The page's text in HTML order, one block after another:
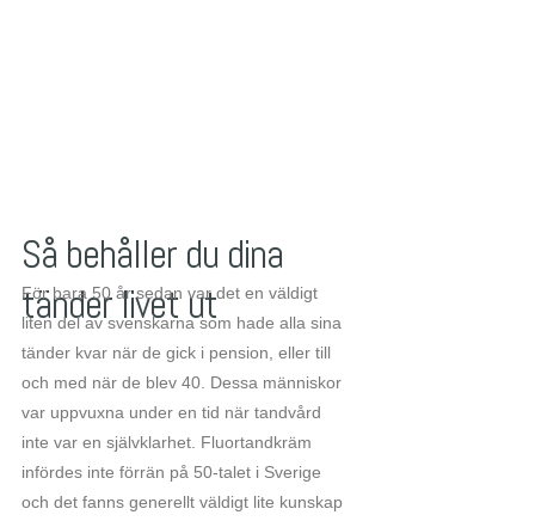
Så behåller du dina
tänder livet ut
För bara 50 år sedan var det en väldigt
liten del av svenskarna som hade alla sina
tänder kvar när de gick i pension, eller till
och med när de blev 40. Dessa människor
var uppvuxna under en tid när tandvård
inte var en självklarhet. Fluortandkräm
infördes inte förrän på 50-talet i Sverige
och det fanns generellt väldigt lite kunskap